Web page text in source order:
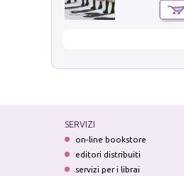
SERVIZI
on-line bookstore
editori distribuiti
servizi per i librai